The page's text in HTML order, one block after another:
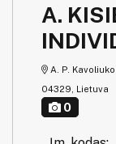
A.
A. P.
04329, Lietuva
0